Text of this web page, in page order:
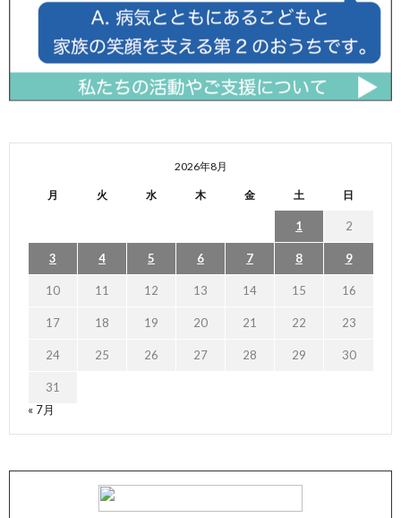
2026年8月
月 火 水 木 金 土 日
1 2
3 4 5 6 7 8 9
10 11 12 13 14 15 16
17 18 19 20 21 22 23
24 25 26 27 28 29 30
31
« 7月